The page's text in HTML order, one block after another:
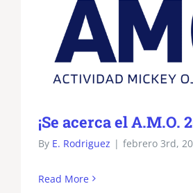
¡Se acerca el A.M.O.
By E. Rodriguez | febrero 3rd,
Read More